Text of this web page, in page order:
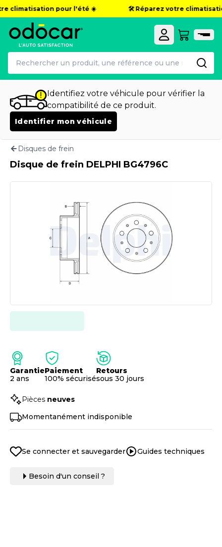
climatisation pour l'été ☀️ 🛠️ Réparez votre
Identifiez votre véhicule pour vérifier la
compatibilité de ce produit.
Identifier mon véhicule
Disques de frein
Disque de frein DELPHI BG4796C
Garantie
2 ans
Paiement
100% sécurisé
Retours
sous 30 jours
Pièces neuves
Momentanément indisponible
Se connecter et sauvegarder Guides techniques
Besoin d'un conseil ?